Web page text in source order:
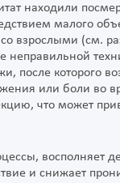
находили
малого
взрослыми (см.
после которого
или боли во
что может
восполняет
и снижает